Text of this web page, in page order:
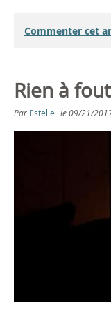
Commenter cet
Rien à
Par Estelle le09/21/